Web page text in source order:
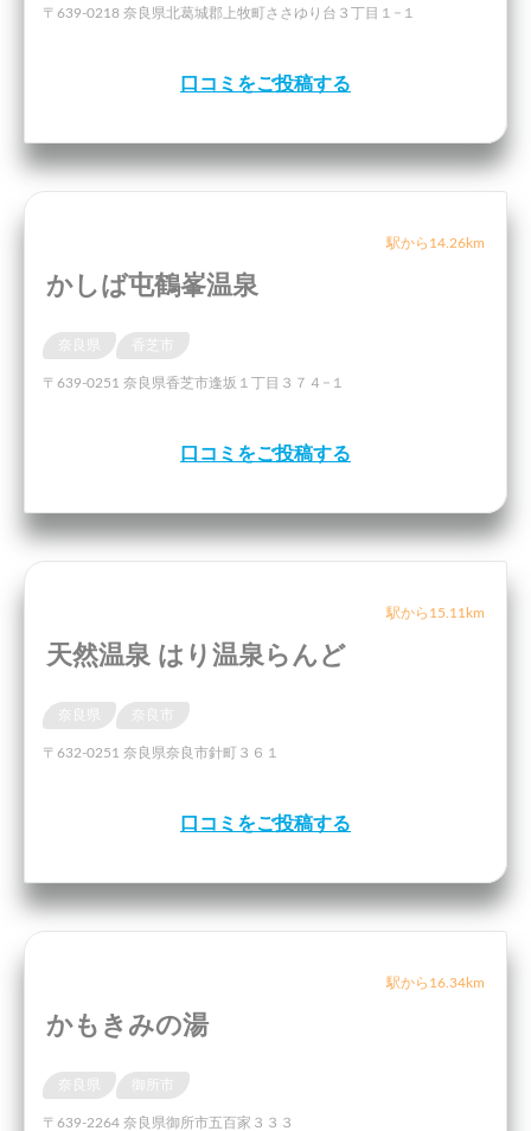
〒639-0218 奈良県北葛城郡上牧町ささゆり台３丁目１−１
口コミをご投稿する
駅から14.26km
かしば屯鶴峯温泉
奈良県 香芝市
〒639-0251 奈良県香芝市逢坂１丁目３７４−１
口コミをご投稿する
駅から15.11km
天然温泉 はり温泉らんど
奈良県 奈良市
〒632-0251 奈良県奈良市針町３６１
口コミをご投稿する
駅から16.34km
かもきみの湯
奈良県
〒639-2264 奈良県御所市五百家３３３